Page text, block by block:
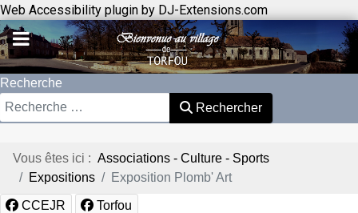
Web Accessibility plugin by DJ-Extensions.com
Recherche
Rechercher
Vous êtes ici : Associations - Culture - Sports
Expositions
Exposition Plomb' Art
CCEJR Torfou